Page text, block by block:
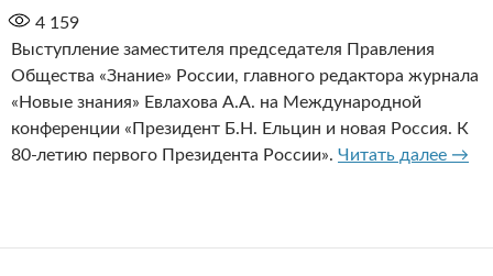
4 159
Выступление заместителя председателя Правления
Общества «Знание» России, главного редактора журнала
«Новые знания» Евлахова А.А. на Международной
конференции «Президент Б.Н. Ельцин и новая Россия. К
80-летию первого Президента России». Читать далее 90-е
→